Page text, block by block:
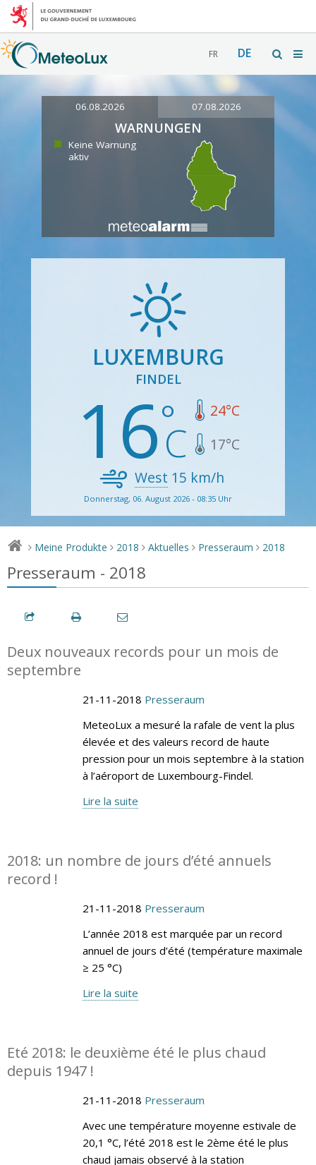
FR DE
06.08.2026 07.08.2026
WARNUNGEN
Keine Warnung
aktiv
LUXEMBURG
FINDEL
16 24°C
17°C
West 15 km/h
Donnerstag, 06. August 2026 - 08:35 Uhr
> Meine Produkte > 2018 > Aktuelles > Presseraum > 2018
Presseraum - 2018
Deux nouveaux records pour un mois de
septembre
21-11-2018 Presseraum
MeteoLux a mesuré la rafale de vent la plus
élevée et des valeurs record de haute
pression pour un mois septembre à la station
à l’aéroport de Luxembourg-Findel.
Lire la suite
2018: un nombre de jours d’été annuels
record !
21-11-2018 Presseraum
L’année 2018 est marquée par un record
annuel de jours d’été (température maximale
≥ 25 °C)
Lire la suite
Eté 2018: le deuxième été le plus chaud
depuis 1947 !
21-11-2018 Presseraum
Avec une température moyenne estivale de
20,1 °C, l’été 2018 est le 2ème été le plus
chaud jamais observé à la station